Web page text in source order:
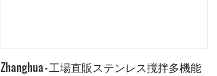
Zhanghua - 工場直販ステンレス撹拌多機能